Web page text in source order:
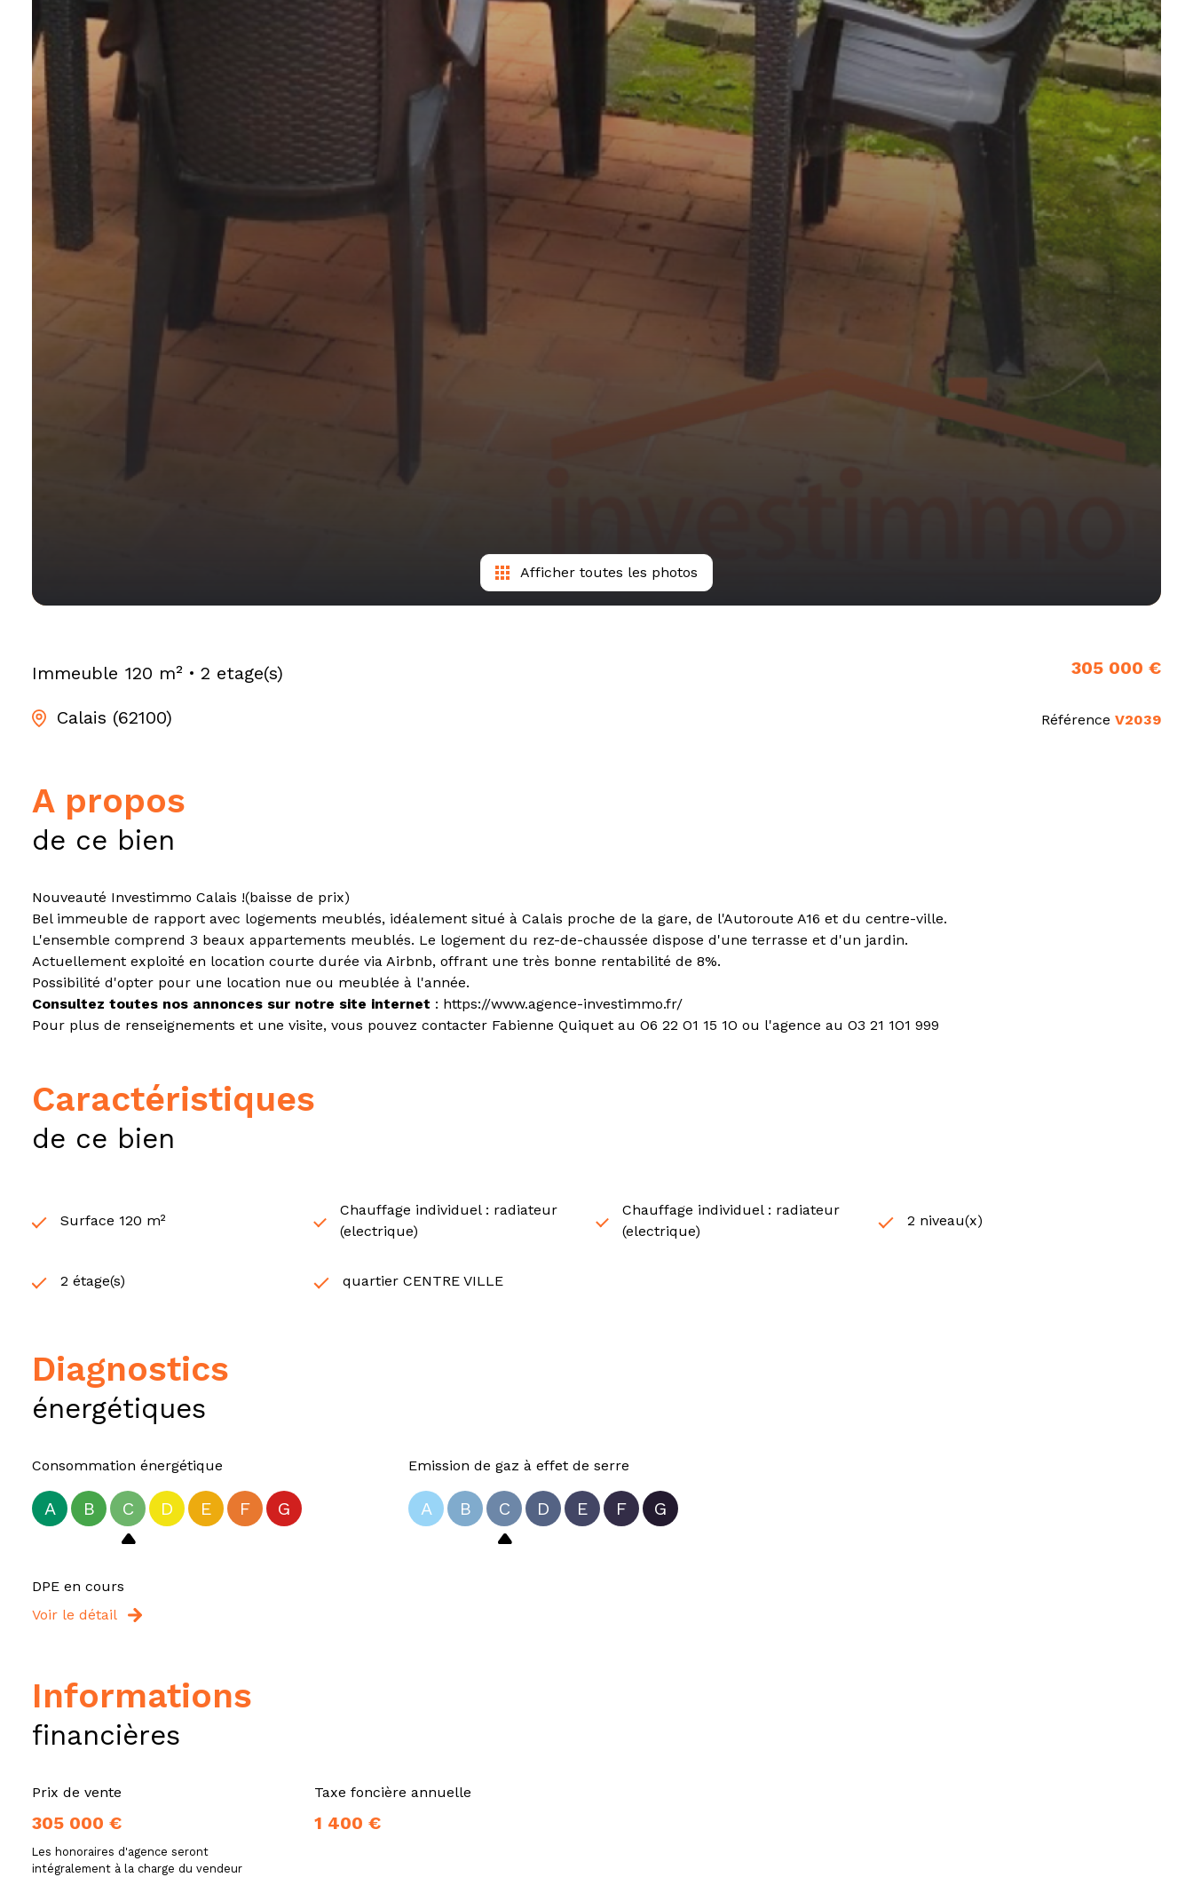
Afficher toutes les photos
Immeuble 120 m² 2 etage(s)
Calais (62100)
305 000 €
Référence V2039
a propos
de ce bien
Nouveauté Investimmo Calais !(baisse de prix)
Bel immeuble de rapport avec logements meublés, idéalement situé à Calais proche de la gare, de l'Autoroute A16 et du centre-ville.
L'ensemble comprend 3 beaux appartements meublés. Le logement du rez-de-chaussée dispose d'une terrasse et d'un jardin.
Actuellement exploité en location courte durée via Airbnb, offrant une très bonne rentabilité de 8%.
Possibilité d'opter pour une location nue ou meublée à l'année.
Consultez toutes nos annonces sur notre site internet : https://www.agence-investimmo.fr/
Pour plus de renseignements et une visite, vous pouvez contacter Fabienne Quiquet au O6 22 O1 15 1O ou l'agence au O3 21 1O1 999
caractéristiques
de ce bien
Surface 120 m²
Chauffage individuel : radiateur
(electrique)
Chauffage individuel : radiateur
(electrique)
2 niveau(x)
2 étage(s) quartier CENTRE VILLE
diagnostics
énergétiques
Consommation énergétique
A B C D E F G
Emission de gaz à effet de serre
A B C D E F G
DPE en cours
Voir le détail
informations
financières
Prix de vente
305 000 €
Les honoraires d'agence seront
intégralement à la charge du vendeur
Taxe foncière annuelle
1 400 €